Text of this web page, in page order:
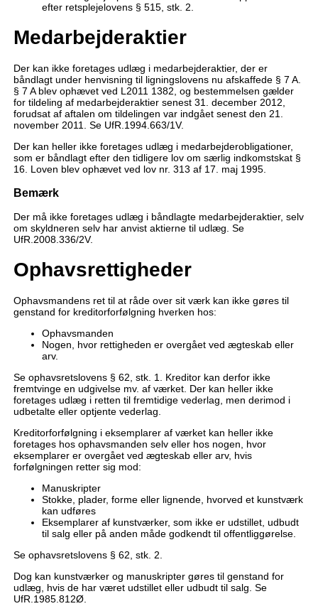
efter retsplejelovens § 515, stk. 2.
Medarbejderaktier
Der kan ikke foretages udlæg i medarbejderaktier, der er
båndlagt under henvisning til ligningslovens nu afskaffede § 7 A.
§ 7 A blev ophævet ved L2011 1382, og bestemmelsen gælder
for tildeling af medarbejderaktier senest 31. december 2012,
forudsat af aftalen om tildelingen var indgået senest den 21.
november 2011. Se UfR.1994.663/1V.
Der kan heller ikke foretages udlæg i medarbejderobligationer,
som er båndlagt efter den tidligere lov om særlig indkomstskat §
16. Loven blev ophævet ved lov nr. 313 af 17. maj 1995.
Bemærk
Der må ikke foretages udlæg i båndlagte medarbejderaktier, selv
om skyldneren selv har anvist aktierne til udlæg. Se
UfR.2008.336/2V.
Ophavsrettigheder
Ophavsmandens ret til at råde over sit værk kan ikke gøres til
genstand for kreditorforfølgning hverken hos:
Ophavsmanden
Nogen, hvor rettigheden er overgået ved ægteskab eller
arv.
Se ophavsretslovens § 62, stk. 1. Kreditor kan derfor ikke
fremtvinge en udgivelse mv. af værket. Der kan heller ikke
foretages udlæg i retten til fremtidige vederlag, men derimod i
udbetalte eller optjente vederlag.
Kreditorforfølgning i eksemplarer af værket kan heller ikke
foretages hos ophavsmanden selv eller hos nogen, hvor
eksemplarer er overgået ved ægteskab eller arv, hvis
forfølgningen retter sig mod:
Manuskripter
Stokke, plader, forme eller lignende, hvorved et kunstværk
kan udføres
Eksemplarer af kunstværker, som ikke er udstillet, udbudt
til salg eller på anden måde godkendt til offentliggørelse.
Se ophavsretslovens § 62, stk. 2.
Dog kan kunstværker og manuskripter gøres til genstand for
udlæg, hvis de har været udstillet eller udbudt til salg. Se
UfR.1985.812Ø.